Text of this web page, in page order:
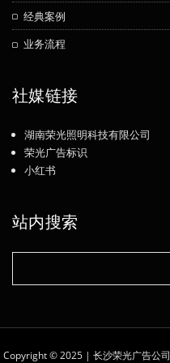
经典案例
业务流程
社媒链接
湖南荣光照明科技有限公司
荣光广告标识
小红书
站内搜索
Copyright © 2025 | 长沙荣光广告公司